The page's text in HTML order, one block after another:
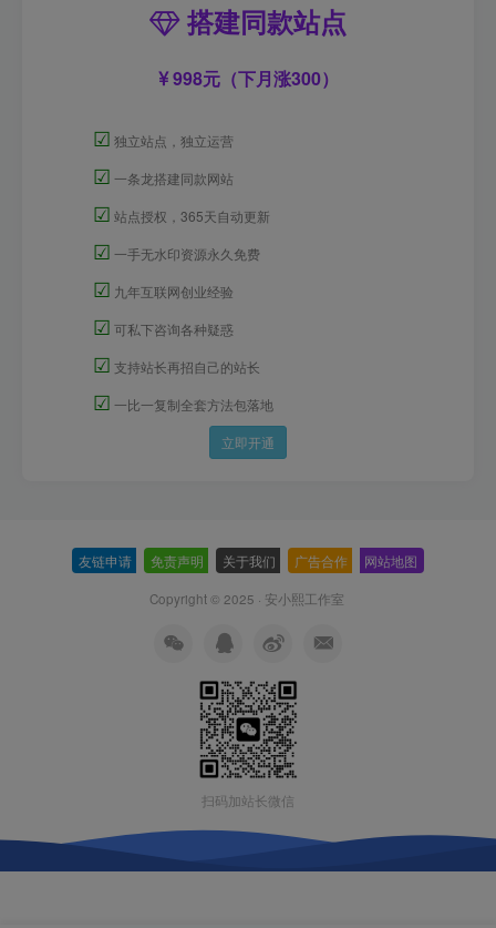
搭建同款站点
998元（下月涨300）
☑ 独立站点，独立运营
☑ 一条龙搭建同款网站
☑ 站点授权，365天自动更新
☑ 一手无水印资源永久免费
☑ 九年互联网创业经验
☑ 可私下咨询各种疑惑
☑ 支持站长再招自己的站长
☑ 一比一复制全套方法包落地
立即开通
友链申请 免责声明 关于我们 广告合作 网站地图
Copyright © 2025 · 安小熙工作室
扫码加站长微信